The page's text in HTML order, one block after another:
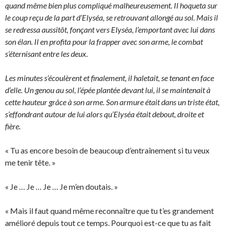
quand même bien plus compliqué malheureusement. Il hoqueta sur
le coup reçu de la part d’Elyséa, se retrouvant allongé au sol. Mais il
se redressa aussitôt, fonçant vers Elyséa, l’emportant avec lui dans
son élan. Il en profita pour la frapper avec son arme, le combat
s’éternisant entre les deux.
Les minutes s’écoulèrent et finalement, il haletait, se tenant en face
d’elle. Un genou au sol, l’épée plantée devant lui, il se maintenait à
cette hauteur grâce à son arme. Son armure était dans un triste état,
s’effondrant autour de lui alors qu’Elyséa était debout, droite et
fière.
« Tu as encore besoin de beaucoup d’entraînement si tu veux
me tenir tête. »
« Je … Je … Je … Je m’en doutais. »
« Mais il faut quand même reconnaître que tu t’es grandement
amélioré depuis tout ce temps. Pourquoi est-ce que tu as fait